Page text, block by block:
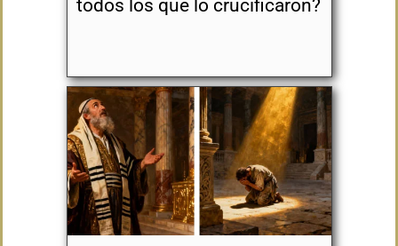
todos los que lo crucificaron?